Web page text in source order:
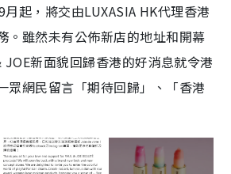
起，將交由LUXASIA HK代理香港
。雖然未有公佈新店的地址和開幕
JOE新面貌回歸香港的好消息就令港
眾網民留言「期待回歸」、「香港